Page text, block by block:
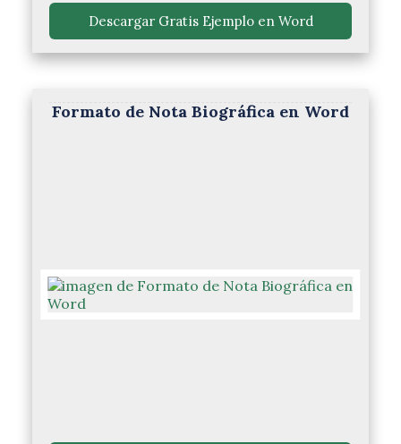
Descargar Gratis Ejemplo en Word
Formato de Nota Biográfica en Word